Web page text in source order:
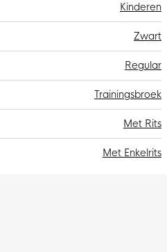
Kinderen
Zwart
Regular
Trainingsbroek
Met Rits
Met Enkelrits